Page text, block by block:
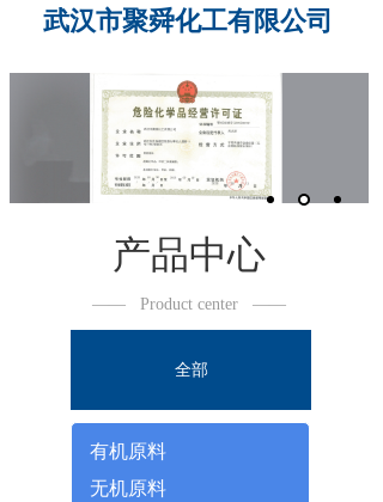
武汉市聚舜化工有限公司
产品中心
—— Product center ——
全部
有机原料
无机原料